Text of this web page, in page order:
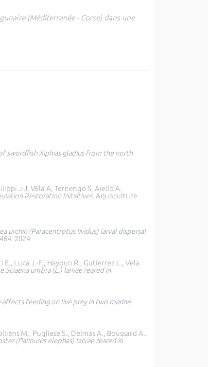
(Méditerranée - Corse) dans une
swordfish Xiphias gladius from the north
J-J, VEla A, Ternengo S, Aiello A.
Restoration Initiatives, Aquaculture
urchin (Paracentrotus lividus) larval dispersal
2024
Luca J.-F., Hayoun R., Gutierrez L., Vela
umbra (L.) larvae reared in
feeding on live prey in two marine
M., Pugliese S., Delmas A., Boussard A.,
(Palinurus elephas) larvae reared in